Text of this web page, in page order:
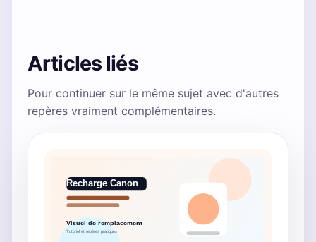
Articles liés
Pour continuer sur le même sujet avec d'autres
repères vraiment complémentaires.